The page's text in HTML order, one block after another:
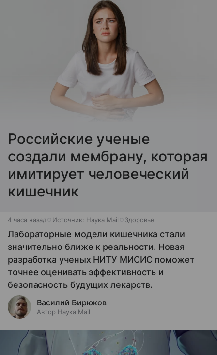
Российские ученые
создали мембрану, которая
имитирует человеческий
кишечник
4 часа назад Источник: Наука Mail Здоровье
Лабораторные модели кишечника стали
значительно ближе к реальности. Новая
разработка ученых НИТУ МИСИС поможет
точнее оценивать эффективность и
безопасность будущих лекарств.
Василий Бирюков
Автор Наука Mail